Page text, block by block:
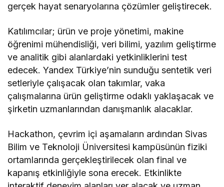
gerçek hayat senaryolarına çözümler geliştirecek.
Katılımcılar; ürün ve proje yönetimi, makine
öğrenimi mühendisliği, veri bilimi, yazılım geliştirme
ve analitik gibi alanlardaki yetkinliklerini test
edecek. Yandex Türkiye’nin sunduğu sentetik veri
setleriyle çalışacak olan takımlar, vaka
çalışmalarına ürün geliştirme odaklı yaklaşacak ve
şirketin uzmanlarından danışmanlık alacaklar.
Hackathon, çevrim içi aşamaların ardından Sivas
Bilim ve Teknoloji Üniversitesi kampüsünün fiziki
ortamlarında gerçekleştirilecek olan final ve
kapanış etkinliğiyle sona erecek. Etkinlikte